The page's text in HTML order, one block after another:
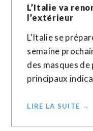
L’Italie va
l’extérieur
L'Italie se
semaine
des masques
principaux
LIRE LA SUITE →